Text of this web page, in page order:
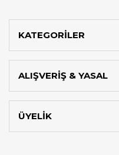
KATEGORİLER
ALIŞVERİŞ & YASAL
ÜYELİK